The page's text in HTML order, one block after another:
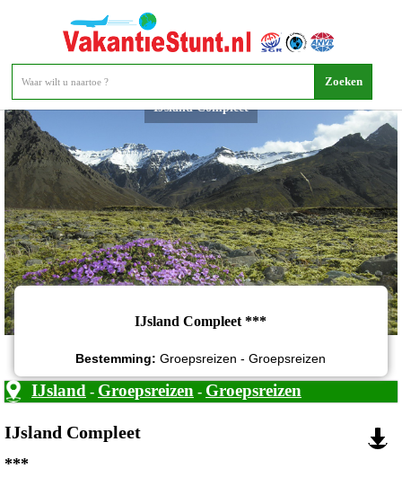
IJsland Compleet
IJsland Compleet ***
Bestemming: Groepsreizen - Groepsreizen
IJsland - Groepsreizen - Groepsreizen
IJsland Compleet
***